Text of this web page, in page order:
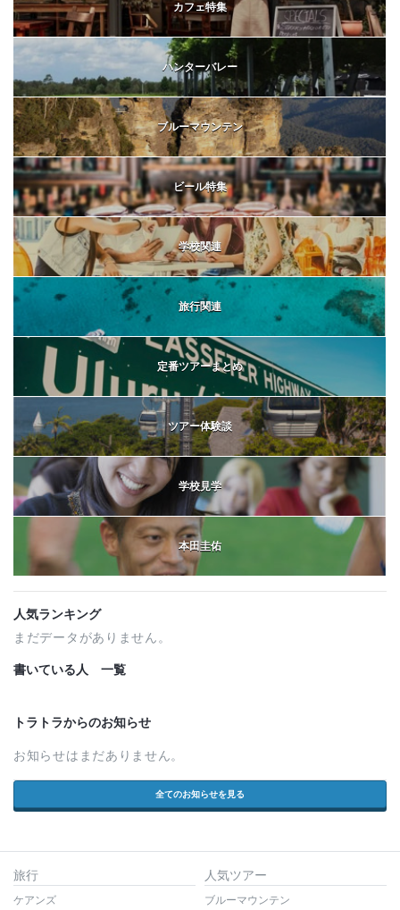
カフェ特集
ハンターバレー
ブルーマウンテン
ビール特集
学校関連
旅行関連
定番ツアーまとめ
ツアー体験談
学校見学
本田圭佑
人気ランキング
まだデータがありません。
書いている人 一覧
トラトラからのお知らせ
お知らせはまだありません。
全てのお知らせを見る
旅行
ケアンズ
人気ツアー
ブルーマウンテン